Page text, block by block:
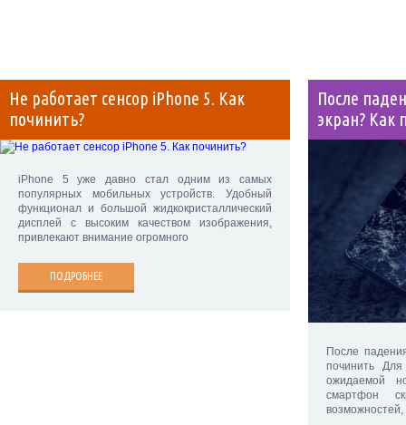
Не работает сенсор iPhone 5. Как
починить?
iPhone 5 уже давно стал одним из самых
популярных мобильных устройств. Удобный
функционал и большой жидкокристаллический
дисплей с высоким качеством изображения,
привлекают внимание огромного
ПОДРОБНЕЕ
После
экран? Как
После
починить
ожидаемой
смартфон
возможностей,